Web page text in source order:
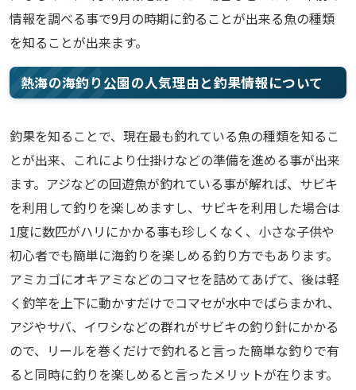
情報を調べる事で9月の時期に釣ることが出来る魚の種類
を知ることが出来ます。
熱海の海釣り公園の人気理由と釣果情報について
釣果を知ることで、現在最も釣れている魚の種類を知るこ
とが出来、これにより仕掛けなどの準備を進める事が出来
ます。アジなどの回遊魚が釣れている事が解れば、サビキ
を利用して釣りを楽しめますし、サビキを利用した場合は
1度に数匹がハリにかかる事も珍しくなく、小さな子供や
初心者でも簡単に海釣りを楽しめる釣り方でもあります。
アミカゴにオキアミなどのコマセを詰めてあげて、後は軽
く釣竿を上下に動かすだけでコマセが水中でばらまかれ、
アジやサバ、イワシなどの群れがサビキの釣り針にかかる
ので、リールを巻くだけで釣れると言った簡単な釣りで有
ると同時に釣りを楽しめると言ったメリットが在ります。